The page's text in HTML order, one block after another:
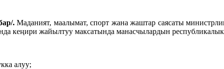
.Маданият, маалымат, спорт жана жаштар саясаты
кеңири жайылтуу максатында манасчылардын
алуу;